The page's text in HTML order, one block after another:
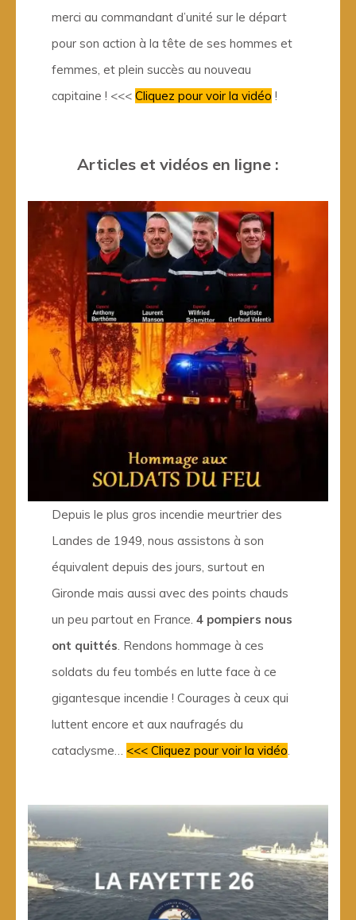
merci au commandant d’unité sur le départ
pour son action à la tête de ses hommes et
femmes, et plein succès au nouveau
capitaine ! <<<Cliquez pour voir la vidéo !
Articles et vidéos en ligne :
Depuis le plus gros incendie meurtrier des
Landes de 1949, nous assistons à son
équivalent depuis des jours, surtout en
Gironde mais aussi avec des points chauds
un peu partout en France.4 pompiers nous
ont quittés . Rendons hommage à ces
soldats du feu tombés en lutte face à ce
gigantesque incendie ! Courages à ceux qui
luttent encore et aux naufragés du
cataclysme… <<< Cliquez pour voir la vidéo